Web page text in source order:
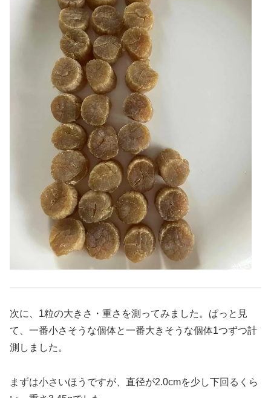
次に、1粒の大きさ・重さを測ってみました。ぱっと見
て、一番小さそうな個体と一番大きそうな個体1つずつ計
測しました。
まずは小さいほうですが、直径が2.0cmを少し下回るくら